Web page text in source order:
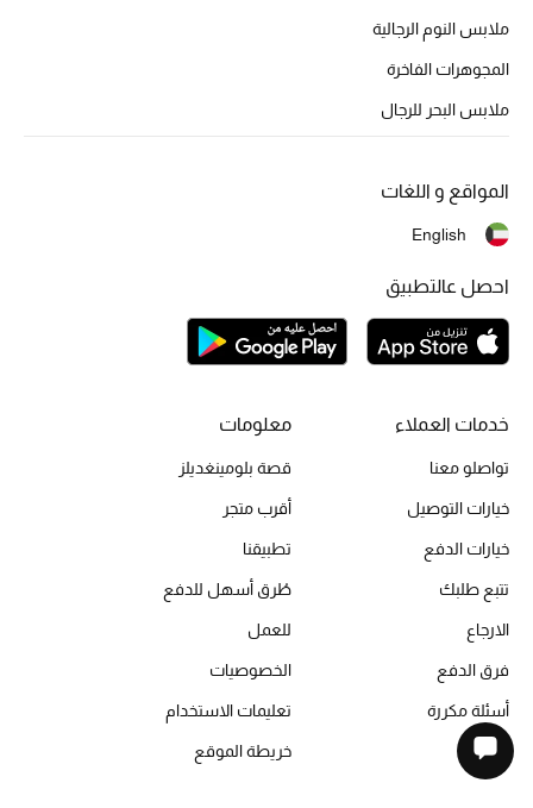
ملابس النوم الرجالية
المجوهرات الفاخرة
ملابس البحر للرجال
خدمات العملاء
تواصلو معنا
خيارات التوصيل
خيارات الدفع
تتبع طلبك
الارجاع
فرق الدفع
أسئلة مكررة
معلومات
قصة بلومينغديلز
أقرب متجر
تطبيقنا
طُرق أسهل للدفع
للعمل
الخصوصيات
تعليمات الاستخدام
خريطة الموقع
المواقع و اللغات
English
احصل عالتطبيق